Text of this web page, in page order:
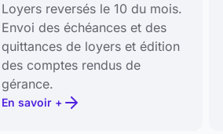
Loyers reversés le 10 du mois.
Envoi des échéances et des
quittances de loyers et édition
des comptes rendus de
gérance.
En savoir +